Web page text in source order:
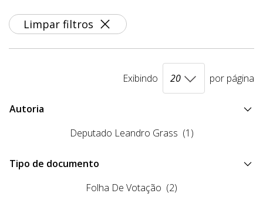
Limpar filtros
Exibindo por página
Autoria
Deputado Leandro Grass (1)
Tipo de documento
Folha De Votação (2)